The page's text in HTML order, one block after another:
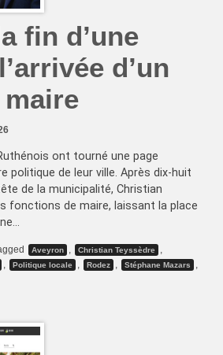
fin d’une
d’un
ont tourné une page
politique de leur ville. Après dix-huit
de la municipalité, Christian
fonctions de maire, laissant la place
Aveyron Christian Teyssèdre
Politique locale Rodez Stéphane Mazars